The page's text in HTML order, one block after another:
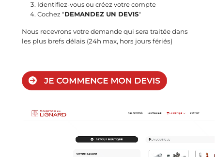
Identifiez-vous ou créez votre compte
Cochez "DEMANDEZ UN DEVIS"
Nous recevrons votre demande qui sera traitée dans
les plus brefs délais (24h max, hors jours fériés)